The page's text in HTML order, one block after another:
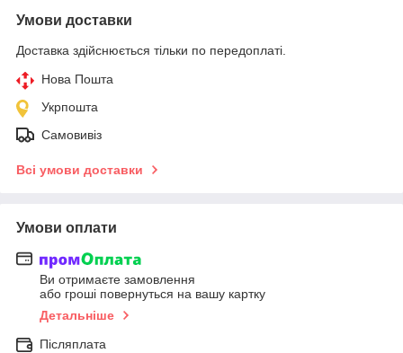
Умови доставки
Доставка здійснюється тільки по передоплаті.
Нова Пошта
Укрпошта
Самовивіз
Всі умови доставки
Умови оплати
Ви отримаєте замовлення
або гроші повернуться на вашу картку
Детальніше
Післяплата